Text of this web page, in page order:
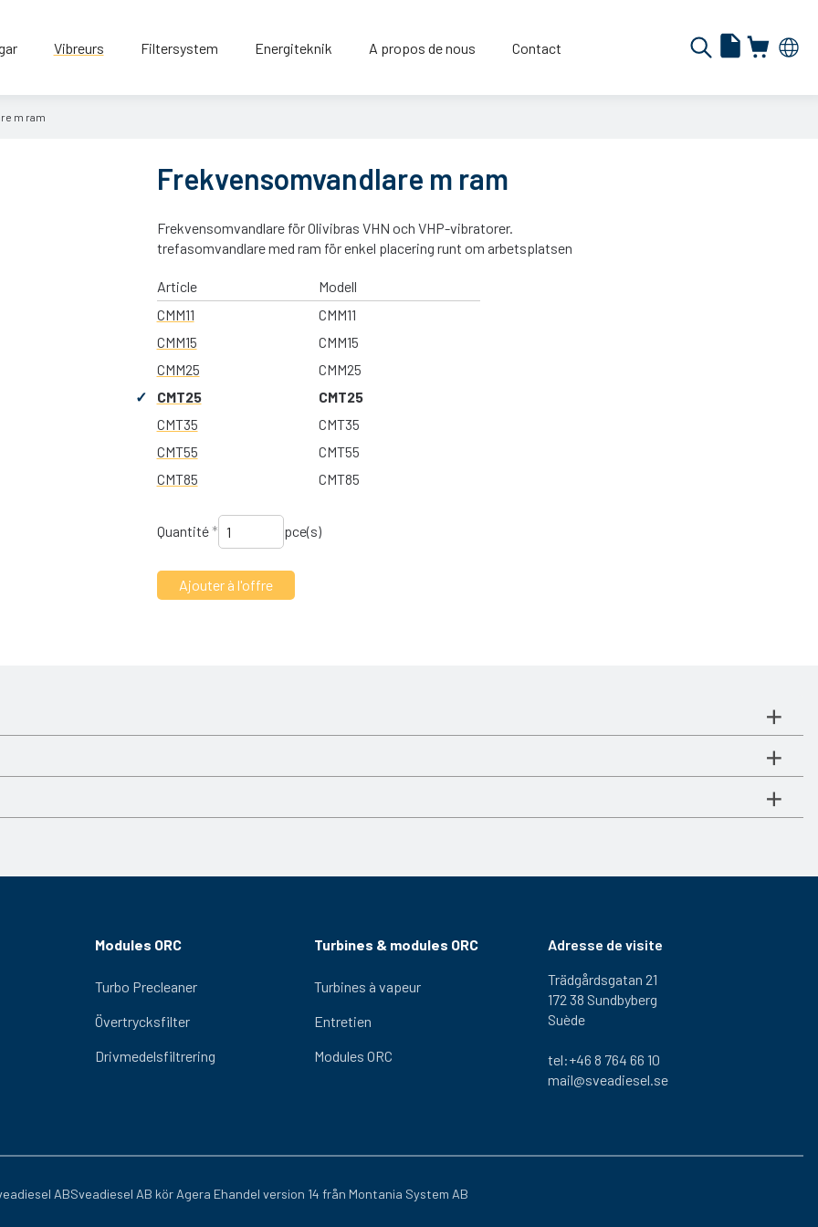
Vibreurs Filtersystem Energiteknik A propos de nous Contact
m ram
Frekvensomvandlare m ram
Frekvensomvandlare för Olivibras VHN och VHP-vibratorer.
trefasomvandlare med ram för enkel placering runt om arbetsplatsen
Article
Modell
CMM11
CMM11
CMM15
CMM15
CMM25
CMM25
CMT25
CMT25
CMT35
CMT35
CMT55
CMT55
CMT85
CMT85
Quantité* pce(s)
Modules ORC
Turbo Precleaner
Övertrycksfilter
Drivmedelsfiltrering
Turbines & modules ORC
Turbines à vapeur
Entretien
Modules ORC
Adresse de visite
Trädgårdsgatan 21
172 38 Sundbyberg
Suède
tel:+46 8 764 66 10
mail@sveadiesel.se
ABSveadiesel AB kör Agera Ehandel version 14 från Montania System AB